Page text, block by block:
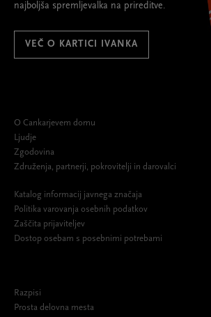
najboljša spremljevalka na prireditve.
VEČ O KARTICI IVANKA
O Cankarjevem domu
Ljudje
Zgodovina
Združenja, partnerji, pokrovitelji in darovalci
Katalog informacij javnega značaja
Politika varovanja osebnih podatkov
Zaščita prijaviteljev
Dostop osebam s posebnimi potrebami
Razpisi
Prosta delovna mesta